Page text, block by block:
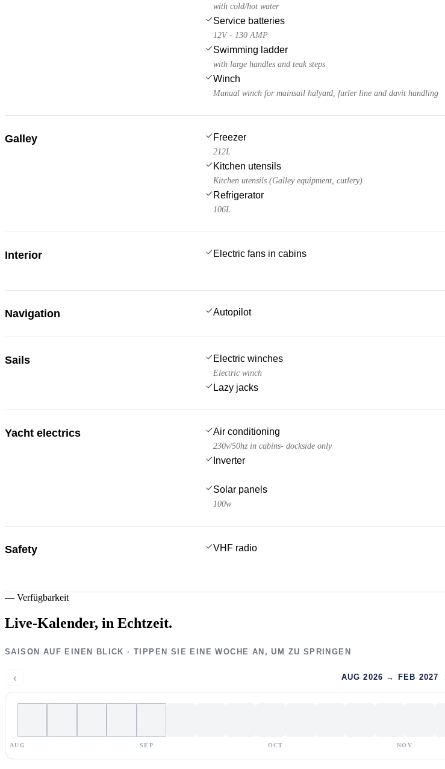
with cold/hot water
Service batteries
12V - 130 AMP
Swimming ladder
with large handles and teak steps
Winch
Manual winch for mainsail halyard, furler line and davit handling
Galley Freezer
212L
Kitchen utensils
Kitchen utensils (Galley equipment, cutlery)
Refrigerator
106L
Interior Electric fans in cabins
Navigation Autopilot
Sails Electric winches
Electric winch
Lazy jacks
Yacht electrics Air conditioning
230v/50hz in cabins- dockside only
Inverter
Solar panels
100w
Safety VHF radio
— Verfügbarkeit
Live-Kalender, in Echtzeit.
SAISON AUF EINEN BLICK · TIPPEN SIE EINE WOCHE AN, UM ZU SPRINGEN
‹ AUG 2026 → FEB 2027
AUG SEP OCT NOV